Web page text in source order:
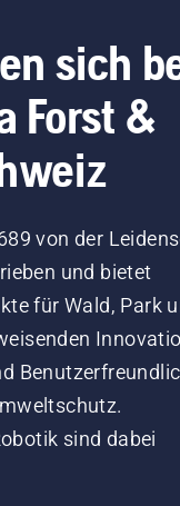
sich
Forst &
von der
und bietet
für Wald, Park
sind dabei